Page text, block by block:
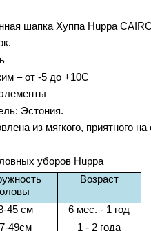
шапка Хуппа Huppa
– от -5 до +10С
Эстония.
из мягкого, приятного
уборов Huppa
Возраст
45см
6 мес. - 1 год
49см 1 - 2 года